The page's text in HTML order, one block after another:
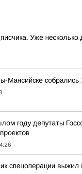
Уже несколько
Мансийске
году депутаты
спецоперации